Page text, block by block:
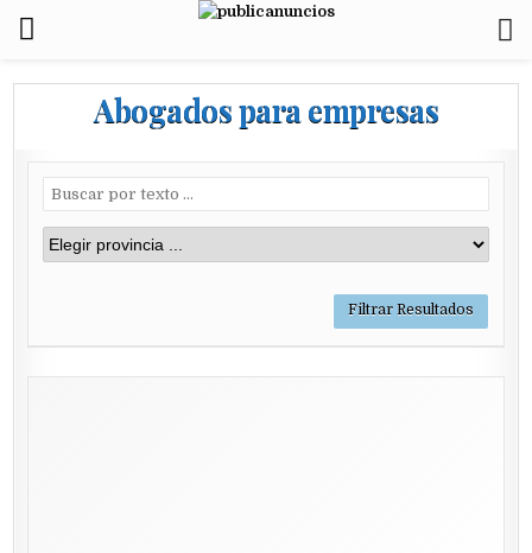
Abogados para empresas